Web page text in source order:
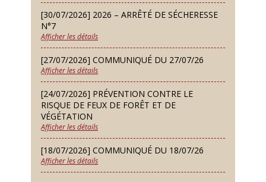
Dimanche 13 Sep
Repas de fouées
Lundi 14 Sep
Conseil municipal du 14 septembre
2026
Jeudi 24 Sep
Permanence des Architectes des
Bâtiments de France
Samedi 26 Sep
Concours de palets
Vendredi 09 Oct
[30/07/2026] 2026 – ARRÊTÉ DE SÉCHERESSE
N°7
Afficher les détails
[27/07/2026] COMMUNIQUÉ DU 27/07/26
Afficher les détails
[24/07/2026] PRÉVENTION CONTRE LE
RISQUE DE FEUX DE FORÊT ET DE
VÉGÉTATION
Afficher les détails
[18/07/2026] COMMUNIQUÉ DU 18/07/26
Afficher les détails